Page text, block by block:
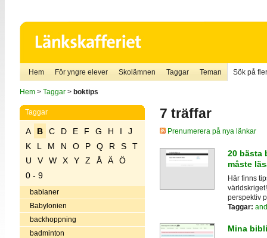
Hem För yngre elever Skolämnen Taggar Teman Sök på
Hem> Taggar> boktips
Taggar
A B C D E F G H I
J
K
L M N O P Q R S
T
U
V W X Y Z Å Ä
Ö
0 - 9
babianer
Babylonien
backhoppning
badminton
7 träffar
Prenumerera på nya länkar
20 bästa
måste
Här finns
perspektiv
Taggar:
Mina